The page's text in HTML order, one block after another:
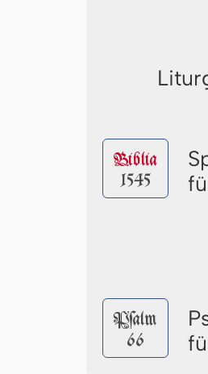
Biblia
1545
Pſalm
66